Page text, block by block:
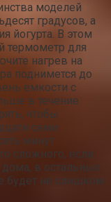
моделей
градусов, а
йогурта. В этом
термометр для
нагрев на
поднимется до
емкости с
в течение
чтобы
семи
минут
сложного, если
в остальных
будет не слишком